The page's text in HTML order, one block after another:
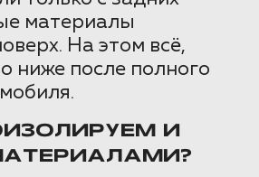
материалы
На этом всё,
ниже после полного
И